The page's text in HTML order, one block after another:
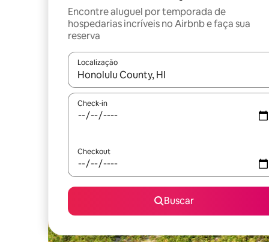
Encontre aluguel por temporada de
hospedarias incríveis no Airbnb e faça sua
reserva
Localização
Quando os resultados estiverem disponíveis,
Check-in
Checkout
Buscar